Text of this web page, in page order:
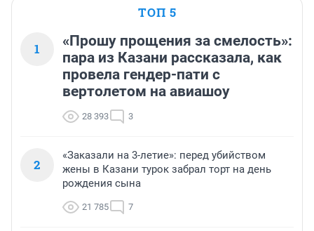
ТОП 5
1
«Прошу прощения за смелость»:
пара из Казани рассказала, как
провела гендер-пати с
вертолетом на авиашоу
28 393 3
2
«Заказали на 3-летие»: перед убийством
жены в Казани турок забрал торт на день
рождения сына
21 785 7